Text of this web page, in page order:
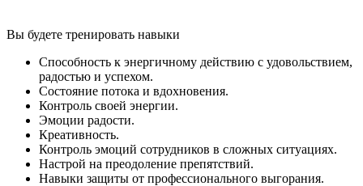
Вы будете тренировать навыки
Способность к энергичному действию с удовольствием,
радостью и успехом.
Состояние потока и вдохновения.
Контроль своей энергии.
Эмоции радости.
Креативность.
Контроль эмоций сотрудников в сложных ситуациях.
Настрой на преодоление препятствий.
Навыки защиты от профессионального выгорания.